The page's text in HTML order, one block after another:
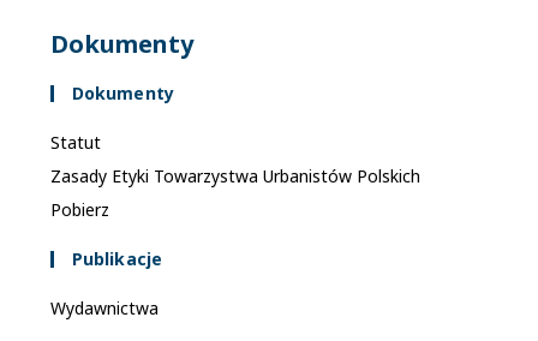
Dokumenty
Dokumenty
Statut
Zasady Etyki Towarzystwa Urbanistów Polskich
Pobierz
Publikacje
Wydawnictwa